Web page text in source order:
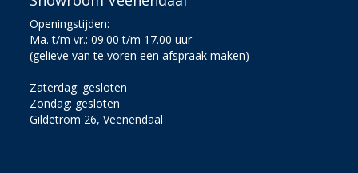
Openingstijden:
Ma. t/m vr.: 09.00 t/m 17.00 uur
(gelieve van te voren een afspraak maken)
Zaterdag: gesloten
Zondag: gesloten
Gildetrom 26, Veenendaal